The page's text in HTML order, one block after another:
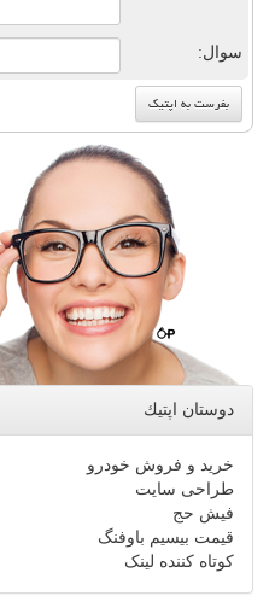
سوال:
دوستان اپتیك
خرید و فروش خودرو
طراحی سایت
فیش حج
قیمت بیسیم باوفنگ
کوتاه کننده لینک